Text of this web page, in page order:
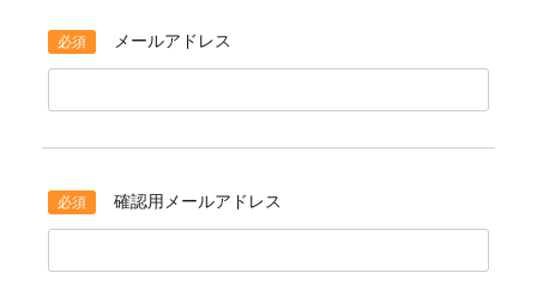
メールアドレス
確認用メールアドレス